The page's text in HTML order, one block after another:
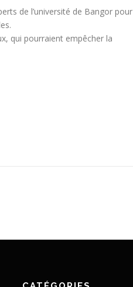
de l’université de Bangor pour
qui pourraient empêcher la